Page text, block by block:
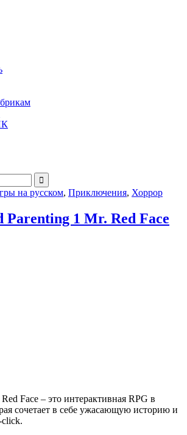
на русском, Приключения, Хоррор
Parenting 1 Mr. Red Face
Face – это интерактивная RPG в
сочетает в себе ужасающую историю и